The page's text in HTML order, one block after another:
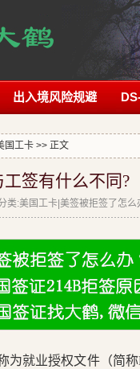
出入境风险规避
国工卡 >> 正文
签有什么不同?
类:美国工卡|美签被拒签了怎
为就业授权文件（简